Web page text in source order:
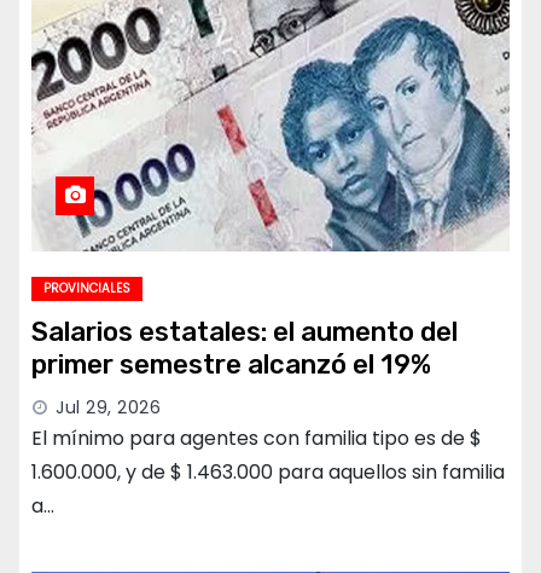
PROVINCIALES
Salarios estatales: el aumento del
primer semestre alcanzó el 19%
Jul 29, 2026
El mínimo para agentes con familia tipo es de $
1.600.000, y de $ 1.463.000 para aquellos sin familia
a…